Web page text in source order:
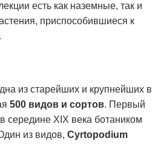
есть как наземные, так и
приспособившиеся к
из старейших и крупнейших в
500 видов и сортов. Первый
середине XIX века ботаником
из видов, Cyrtopodium